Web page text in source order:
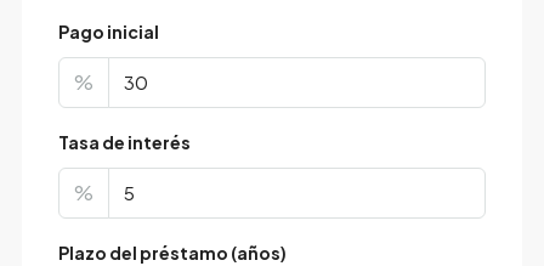
Pago inicial
%
Tasa de interés
%
Plazo del préstamo (años)